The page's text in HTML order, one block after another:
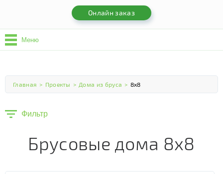
Онлайн заказ
Меню
Главная > Проекты > Дома из бруса > 8х8
Фильтр
Брусовые дома 8х8